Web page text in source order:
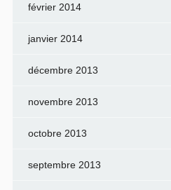
février 2014
janvier 2014
décembre 2013
novembre 2013
octobre 2013
septembre 2013